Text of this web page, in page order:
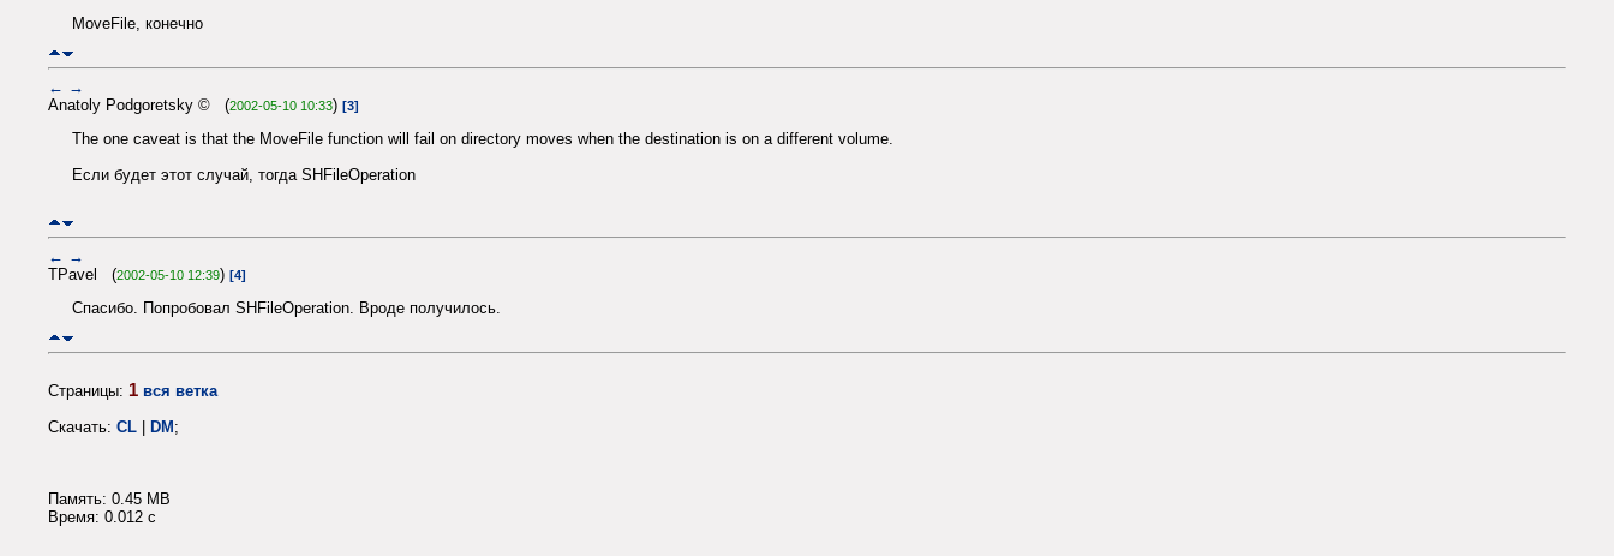
MoveFile, конечно
← →
Anatoly Podgoretsky © (2002-05-10 10:33) [3]
The one caveat is that the MoveFile function will fail on directory moves when the destination is on a different volume.
Если будет этот случай, тогда SHFileOperation
← →
TPavel (2002-05-10 12:39) [4]
Спасибо. Попробовал SHFileOperation. Вроде получилось.
Страницы: 1 вся ветка
Скачать: CL | DM;
Память: 0.45 MB
Время: 0.012 c